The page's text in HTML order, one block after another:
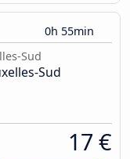
0h 55min
Sud
Sud
17 €